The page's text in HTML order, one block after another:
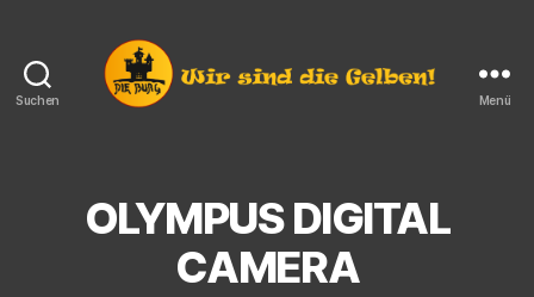
Suchen
Langendorf
Menü
OLYMPUS DIGITAL
CAMERA
V
o
n
K